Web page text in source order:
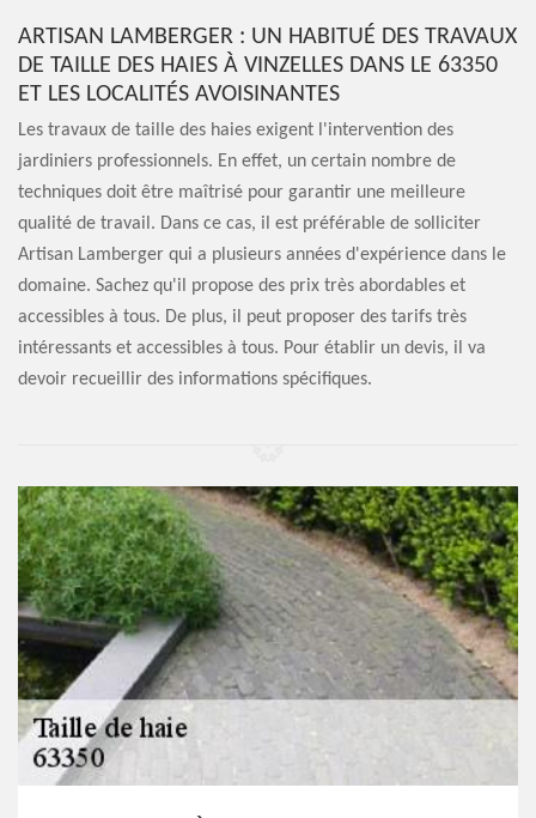
ARTISAN LAMBERGER : UN HABITUÉ DES TRAVAUX
DE TAILLE DES HAIES À VINZELLES DANS LE 63350
ET LES LOCALITÉS AVOISINANTES
Les travaux de taille des haies exigent l'intervention des
jardiniers professionnels. En effet, un certain nombre de
techniques doit être maîtrisé pour garantir une meilleure
qualité de travail. Dans ce cas, il est préférable de solliciter
Artisan Lamberger qui a plusieurs années d'expérience dans le
domaine. Sachez qu'il propose des prix très abordables et
accessibles à tous. De plus, il peut proposer des tarifs très
intéressants et accessibles à tous. Pour établir un devis, il va
devoir recueillir des informations spécifiques.